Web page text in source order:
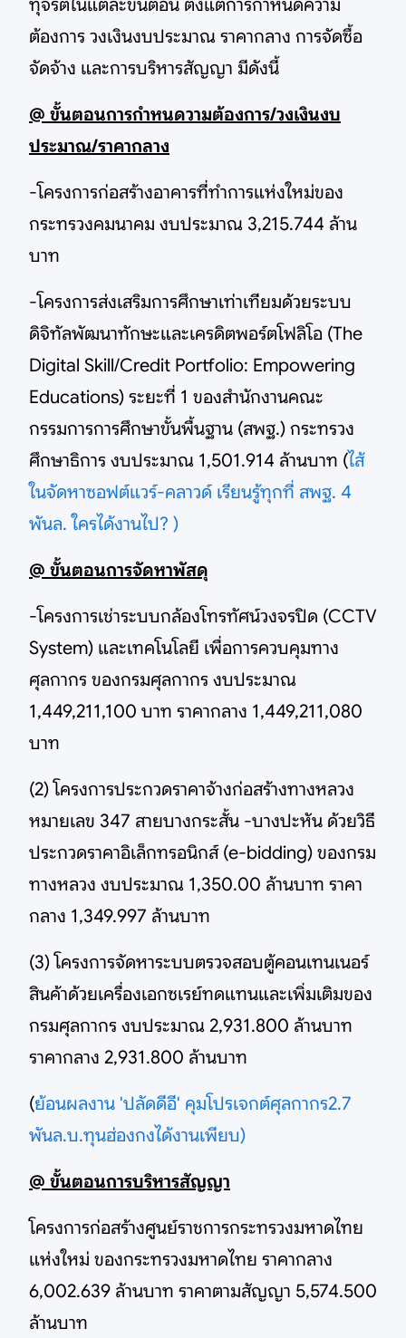
ทุจริตในแต่ละขั้นตอน ตั้งแต่การกำหนดความ
ต้องการ วงเงินงบประมาณ ราคากลาง การจัดซื้อ
จัดจ้าง และการบริหารสัญญา มีดังนี้
@ ขั้นตอนการกำหนดวามต้องการ/วงเงินงบ
ประมาณ/ราคากลาง
-โครงการก่อสร้างอาคารที่ทำการแห่งใหม่ของ
กระทรวงคมนาคม งบประมาณ 3,215.744 ล้าน
บาท
-โครงการส่งเสริมการศึกษาเท่าเทียมด้วยระบบ
ดิจิทัลพัฒนาทักษะและเครดิตพอร์ตโฟลิโอ (The
Digital Skill/Credit Portfolio: Empowering
Educations) ระยะที่ 1 ของสำนักงานคณะ
กรรมการการศึกษาขั้นพื้นฐาน (สพฐ.) กระทรวง
ศึกษาธิการ งบประมาณ 1,501.914 ล้านบาท (ไส้
ในจัดหาซอฟต์แวร์-คลาวด์ เรียนรู้ทุกที่ สพฐ. 4
พันล. ใครได้งานไป? )
@ ขั้นตอนการจัดหาพัสดุ
-โครงการเช่าระบบกล้องโทรทัศน์วงจรปิด (CCTV
System) และเทคโนโลยี เพื่อการควบคุมทาง
ศุลกากร ของกรมศุลกากร งบประมาณ
1,449,211,100 บาท ราคากลาง 1,449,211,080
บาท
(2) โครงการประกวดราคาจ้างก่อสร้างทางหลวง
หมายเลข 347 สายบางกระสั้น -บางปะหัน ด้วยวิธี
ประกวดราคาอิเล็กทรอนิกส์ (e-bidding) ของกรม
ทางหลวง งบประมาณ 1,350.00 ล้านบาท ราคา
กลาง 1,349.997 ล้านบาท
(3) โครงการจัดหาระบบตรวจสอบตู้คอนเทนเนอร์
สินค้าด้วยเครื่องเอกซเรย์ทดแทนและเพิ่มเติมของ
กรมศุลกากร งบประมาณ 2,931.800 ล้านบาท
ราคากลาง 2,931.800 ล้านบาท
(ย้อนผลงาน 'ปลัดดีอี' คุมโปรเจกต์ศุลกากร2.7
พันล.บ.ทุนฮ่องกงได้งานเพียบ)
@ ขั้นตอนการบริหารสัญญา
โครงการก่อสร้างศูนย์ราชการกระทรวงมหาดไทย
แห่งใหม่ ของกระทรวงมหาดไทย ราคากลาง
6,002.639 ล้านบาท ราคาตามสัญญา 5,574.500
ล้านบาท